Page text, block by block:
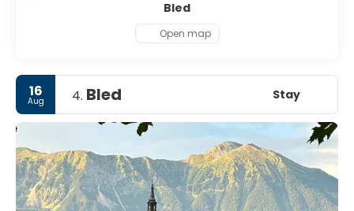
Bled
Open map
16
Aug 4. Bled Stay